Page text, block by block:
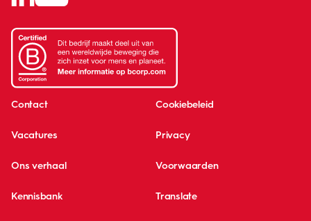
Contact Cookiebeleid
Vacatures Privacy
Ons verhaal Voorwaarden
Kennisbank Translate